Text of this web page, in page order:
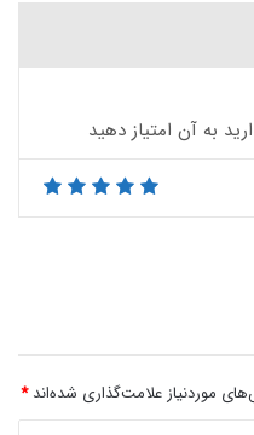
به آن امتیاز دهید
موردنیاز علامت‌گذاری شده‌اند*